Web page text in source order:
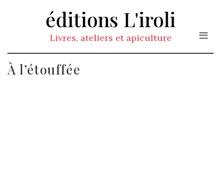
éditions L'iroli
Livres, ateliers et apiculture
À l’étouffée